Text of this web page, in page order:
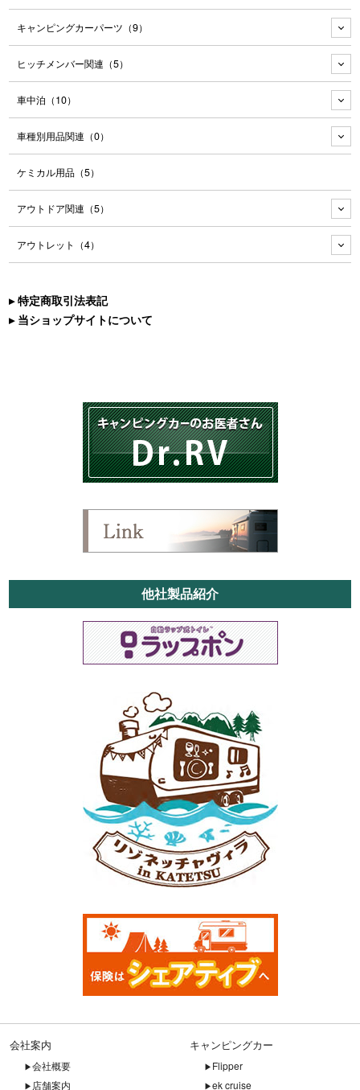
キャンピングカーパーツ （9）
ヒッチメンバー関連 （5）
車中泊 （10）
車種別用品関連 （0）
ケミカル用品 （5）
アウトドア関連 （5）
アウトレット （4）
▸ 特定商取引法表記
▸ 当ショップサイトについて
他社製品紹介
会社案内
会社概要
店舗案内
キャンピングカー
Flipper
ek cruise